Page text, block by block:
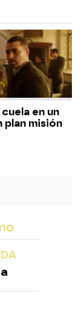
en un
plan misión